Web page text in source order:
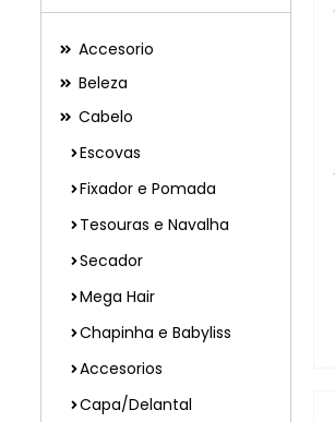
Accesorio
Beleza
Cabelo
Escovas
Fixador e Pomada
Tesouras e Navalha
Secador
Mega Hair
Chapinha e Babyliss
Accesorios
Capa/Delantal